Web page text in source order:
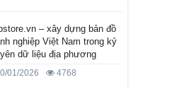
– xây dựng bản đồ
nghiệp Việt Nam trong kỷ
dữ liệu địa phương
01/2026 4768